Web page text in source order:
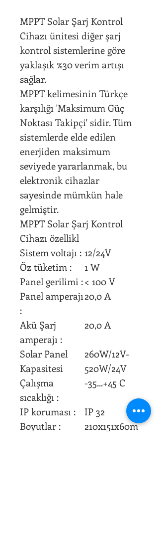
MPPT Solar Şarj Kontrol
Cihazı ünitesi diğer şarj
kontrol sistemlerine göre
yaklaşık %30 verim artışı
sağlar.
MPPT kelimesinin Türkçe
karşılığı 'Maksimum Güç
Noktası Takipçi' sidir. Tüm
sistemlerde elde edilen
enerjiden maksimum
seviyede yararlanmak, bu
elektronik cihazlar
sayesinde mümkün hale
gelmiştir.
MPPT Solar Şarj Kontrol
Cihazı özellikl
Sistem voltajı : 12/24V
Öz tüketim :
1 W
Panel gerilimi :< 100 V
Panel amperajı
:
20,0 A
Akü Şarj
amperajı :
20,0 A
Solar Panel
Kapasitesi
260W/12V-
520W/24V
Çalışma
sıcaklığı :
-35...+45 C
IP koruması :
IP 32
Boyutlar :
210x151x60m